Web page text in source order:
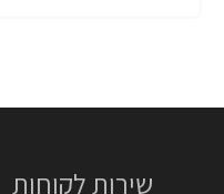
שירות לקוחות